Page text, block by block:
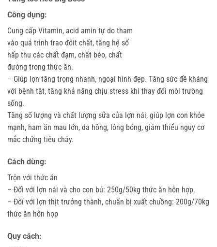
Công dụng:
Cung cấp Vitamin, acid amin tự do tham
vào quá trình trao đôit chất, tăng hệ số
hấp thu các chất đạm, chất béo, chất
đường trong thức ăn.
– Giúp lợn tăng trọng nhanh, ngoại hình đẹp. Tăng sức đề kháng
với bệnh tật, tăng khả năng chịu stress khi thay đổi môi trường
sống.
Tăng số lượng và chất lượng sữa của lợn nái, giúp lợn con khỏe
mạnh, ham ăn mau lớn, da hồng, lông bóng, giảm thiểu nguy cơ
mắc chứng tiêu chảy.
Cách dùng:
Trộn với thức ăn
– Đối với lợn nái và cho con bú: 250g/50kg thức ăn hỗn hợp.
– Đôí với lợn thịt trưởng thành, chuẩn bị xuất chuồng: 200g/70kg
thức ăn hỗn hợp
Quy cách: